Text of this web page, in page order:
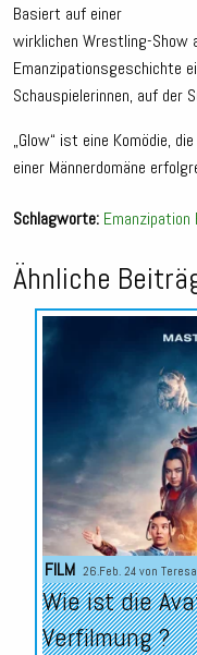
Basiert auf einer
wirklichen Wrestling-Show
Emanzipationsgeschichte
Schauspielerinnen, auf der
„Glow“ ist eine Komödie,
einer Männerdomäne
Schlagworte: Emanzipation
Ähnliche
FILM 26.Feb. 24 von
Wie ist die
Verfilmung ?